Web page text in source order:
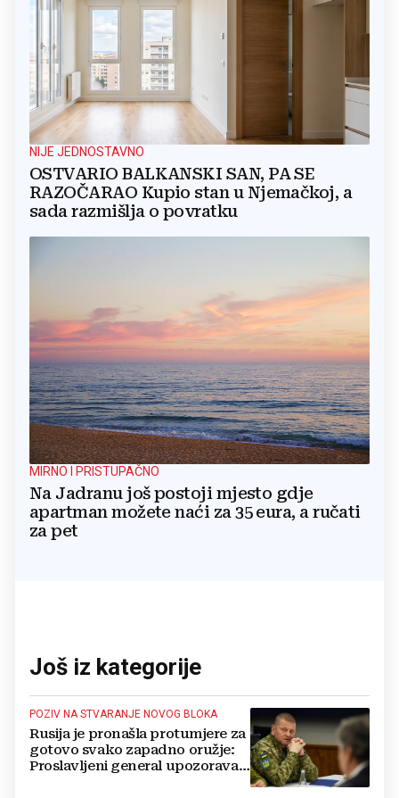
NIJE JEDNOSTAVNO
OSTVARIO BALKANSKI SAN, PA SE
RAZOČARAO Kupio stan u Njemačkoj, a
sada razmišlja o povratku
MIRNO I PRISTUPAČNO
Na Jadranu još postoji mjesto gdje
apartman možete naći za 35 eura, a ručati
za pet
Još iz kategorije
POZIV NA STVARANJE NOVOG BLOKA
Rusija je pronašla protumjere za
gotovo svako zapadno oružje:
Proslavljeni general upozorava